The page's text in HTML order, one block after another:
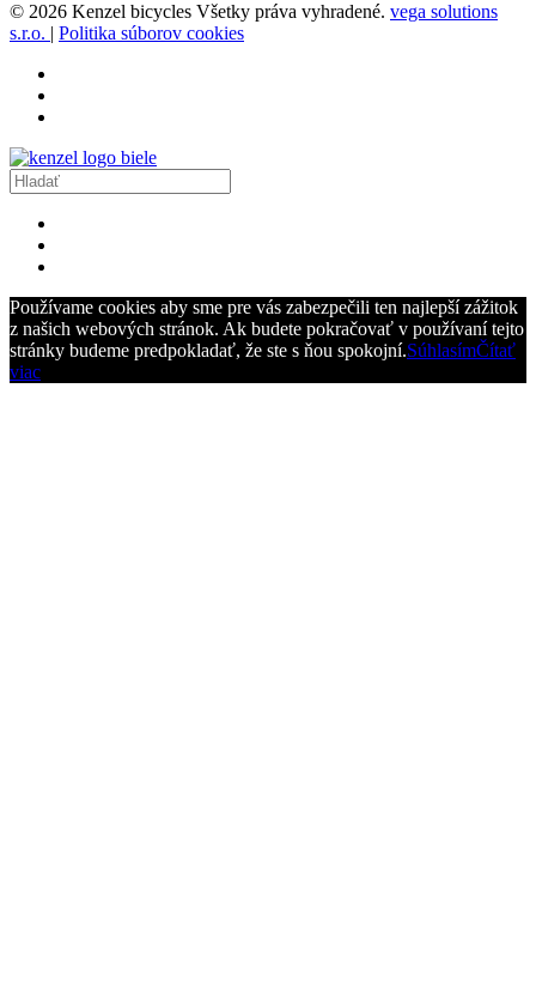
© 2026 Kenzel bicycles Všetky práva vyhradené. vega solutions
s.r.o. | Politika súborov cookies
Používame cookies aby sme pre vás zabezpečili ten najlepší zážitok
z našich webových stránok. Ak budete pokračovať v používaní tejto
stránky budeme predpokladať, že ste s ňou spokojní.SúhlasímČítať
viac